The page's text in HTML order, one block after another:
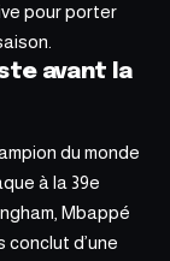
pour porter
avant la
du monde
à la 39e
Mbappé
d’une